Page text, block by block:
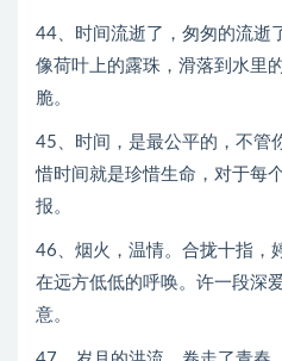
44、时间流逝了，匆匆的流逝
像荷叶上的露珠，滑落到水里
脆。
45、时间，是最公平的，不管
惜时间就是珍惜生命，对于每
报。
46、烟火，温情。合拢十指，
在远方低低的呼唤。许一段深
意。